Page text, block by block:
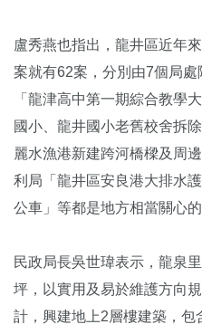
盧秀燕也指出，龍井區近年
案就有62案，分別由7個局
「龍津高中第一期綜合教學
國小、龍井國小老舊校舍拆
麗水漁港新建跨河橋樑及周
利局「龍井區安良港大排水
公車」等都是地方相當關心的
民政局長吳世瑋表示，龍泉
坪，以實用及易於維護方向
計，興建地上2層樓建築，包